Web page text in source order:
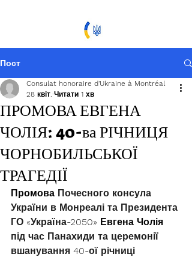
Пост
ПРОМОВА ЕВГЕНА
ЧОЛІЯ: 40-ва РІЧНИЦЯ
ЧОРНОБИЛЬСЬКОЇ
ТРАГЕДІЇ
Consulat honoraire d'Ukraine à Montréal
28 квіт. Читати 1 хв
Промова Почесного консула
України в Монреалі та Президента
ГО «Україна-2050» Евгена Чолія
під час Панахиди та церемонії
вшанування 40-ої річниці